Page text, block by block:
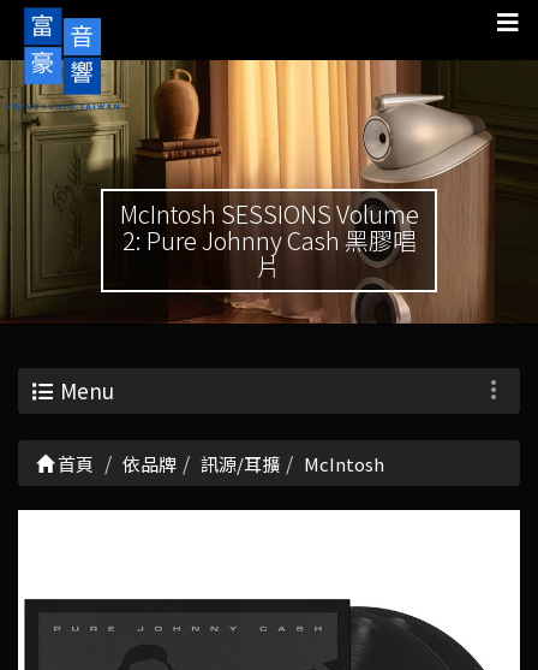
McIntosh SESSIONS Volume
2: Pure Johnny Cash 黑膠唱
片
Menu
首頁 依品牌 訊源/耳擴 McIntosh